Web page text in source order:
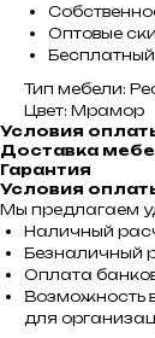
Оптовые
Тип мебели:
Цвет: Мрамор
Условия
Доставка
Гарантия
Условия
Мы предлагаем
Наличный
Безналичный
Оплата
Возможность
для